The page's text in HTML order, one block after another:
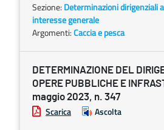
Sezione: Determinazioni dirigenziali
interesse generale
Argomenti:Caccia e pesca
DETERMINAZIONE DEL
OPERE PUBBLICHE E
maggio 2023, n. 347
Scarica Ascolta